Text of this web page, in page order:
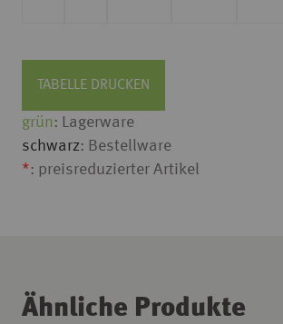
TABELLE DRUCKEN
grün: Lagerware
schwarz: Bestellware
*: preisreduzierter Artikel
Ähnliche Produkte